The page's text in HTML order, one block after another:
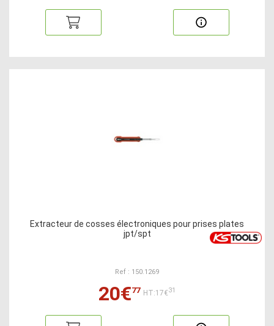
Extracteur de cosses électroniques pour prises plates
jpt/spt
Ref : 150.1269
20€77 HT:17€31